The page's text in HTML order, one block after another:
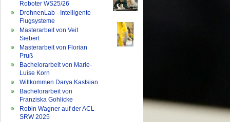
Roboter WS25/26
DrohnenLab - Intelligente
Flugsysteme
Masterarbeit von Veit
Siebert
Masterarbeit von Florian
Pruß
Bachelorarbeit von Marie-
Luise Korn
Willkommen Darya Kastsian
Bachelorarbeit von
Franziska Gohlicke
Robin Wagner auf der ACL
SRW 2025